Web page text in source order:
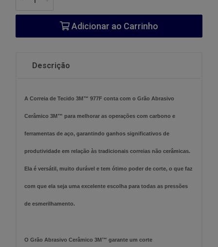
Adicionar ao Carrinho
Descrição
A Correia de Tecido 3M™ 977F conta com o Grão Abrasivo
Cerâmico 3M™ para melhorar as operações com carbono e
ferramentas de aço, garantindo ganhos significativos de
produtividade em relação às tradicionais correias não cerâmicas.
Ela é versátil, muito durável e tem ótimo poder de corte, o que faz
com que ela seja uma excelente escolha para todas as pressões
de esmerilhamento.
O Grão Abrasivo Cerâmico 3M™ garante um corte